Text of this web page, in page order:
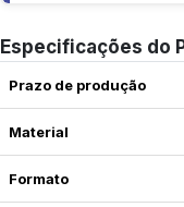
Especificações do
Prazo de produção
Material
Formato